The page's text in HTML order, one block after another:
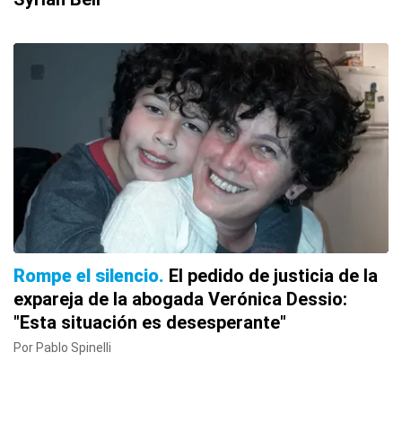
Rompe el silencio El pedido de justicia de la
expareja de la abogada Verónica Dessio:
"Esta situación es desesperante"
Por Pablo Spinelli